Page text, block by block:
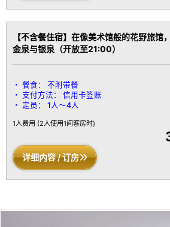
【不含餐住宿】在像美术馆般的花野旅
金泉与银泉（开放至21:00）
餐食：
不附带餐
支付方法：
信用卡签账
定员：
1人～4人
1人费用 (2人使用1间客房时)
详细内容 / 订房